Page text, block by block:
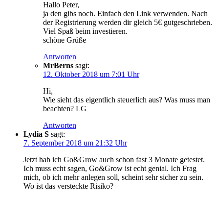
Hallo Peter,
ja den gibs noch. Einfach den Link verwenden. Nach
der Registrierung werden dir gleich 5€ gutgeschrieben.
Viel Spaß beim investieren.
schöne Grüße
Antworten
MrBerns sagt:
12. Oktober 2018 um 7:01 Uhr
Hi,
Wie sieht das eigentlich steuerlich aus? Was muss man
beachten? LG
Antworten
Lydia S sagt:
7. September 2018 um 21:32 Uhr
Jetzt hab ich Go&Grow auch schon fast 3 Monate getestet.
Ich muss echt sagen, Go&Grow ist echt genial. Ich Frag
mich, ob ich mehr anlegen soll, scheint sehr sicher zu sein.
Wo ist das versteckte Risiko?